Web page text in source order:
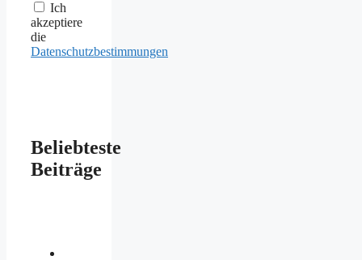
Ich
akzeptiere
die
Datenschutzbestimmungen
Beliebteste
Beiträge